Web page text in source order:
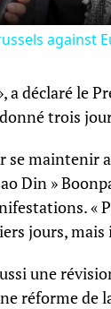
against
a déclaré le
trois
se maintenir
Din »
«
jours,
une
réforme